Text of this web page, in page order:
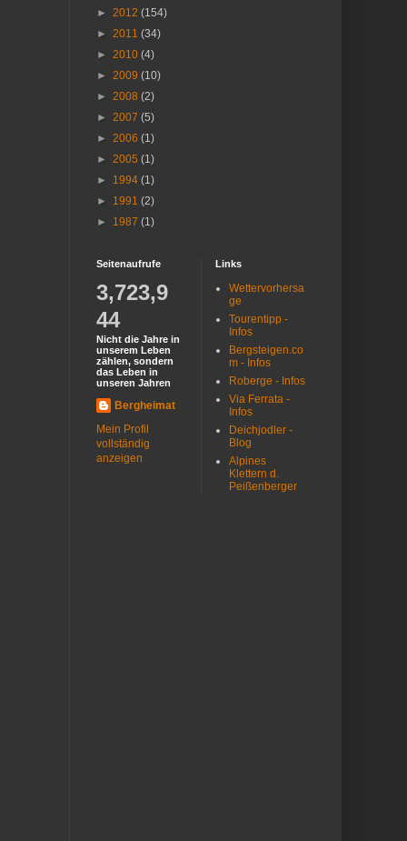
► 2012 (154)
► 2011 (34)
► 2010 (4)
► 2009 (10)
► 2008 (2)
► 2007 (5)
► 2006 (1)
► 2005 (1)
► 1994 (1)
► 1991 (2)
► 1987 (1)
Seitenaufrufe
3,723,9
44
Nicht die Jahre in
unserem Leben
zählen, sondern
das Leben in
unseren Jahren
Bergheimat
Mein Profil
vollständig
anzeigen
Links
Wettervorhersa
ge
Tourentipp -
Infos
Bergsteigen.co
m - Infos
Roberge - Infos
Via Ferrata -
Infos
Deichjodler -
Blog
Alpines
Klettern d.
Peißenberger